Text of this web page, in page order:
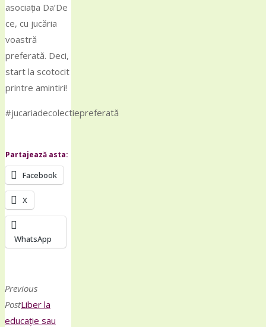
asociația Da’De
ce, cu jucăria
voastră
preferată. Deci,
start la scotocit
printre amintiri!
#jucariadecolectiepreferată
Partajează asta:
Facebook
X
WhatsApp
Previous
PostLiber la
educație sau